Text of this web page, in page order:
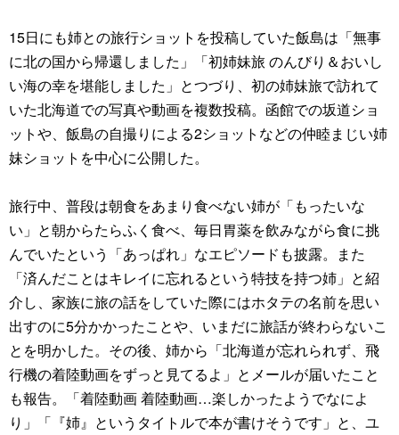
15日にも姉との旅行ショットを投稿していた飯島は「無事
に北の国から帰還しました」「初姉妹旅 のんびり＆おいし
い海の幸を堪能しました」とつづり、初の姉妹旅で訪れて
いた北海道での写真や動画を複数投稿。函館での坂道ショ
ットや、飯島の自撮りによる2ショットなどの仲睦まじい姉
妹ショットを中心に公開した。
旅行中、普段は朝食をあまり食べない姉が「もったいな
い」と朝からたらふく食べ、毎日胃薬を飲みながら食に挑
んでいたという「あっぱれ」なエピソードも披露。また
「済んだことはキレイに忘れるという特技を持つ姉」と紹
介し、家族に旅の話をしていた際にはホタテの名前を思い
出すのに5分かかったことや、いまだに旅話が終わらないこ
とを明かした。その後、姉から「北海道が忘れられず、飛
行機の着陸動画をずっと見てるよ」とメールが届いたこと
も報告。「着陸動画 着陸動画…楽しかったようでなによ
り」「『姉』というタイトルで本が書けそうです」と、ユ